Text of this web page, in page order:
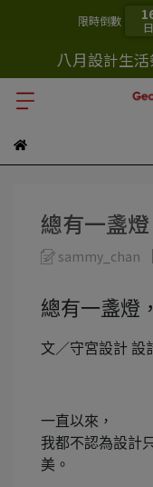
限時倒數 日
八月設計生
總有一盞
sammy_chan
總有一盞燈
文／守宮設計 設
一直以來，
我都不認為設計
美。